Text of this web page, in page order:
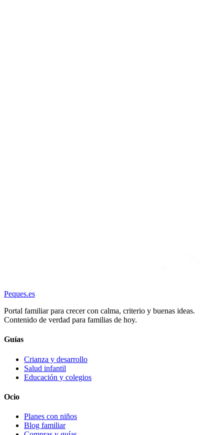
Peques.es
Portal familiar para crecer con calma, criterio y buenas ideas.
Contenido de verdad para familias de hoy.
Guías
Crianza y desarrollo
Salud infantil
Educación y colegios
Ocio
Planes con niños
Blog familiar